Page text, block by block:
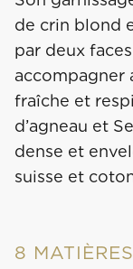
de crin blond
par deux
accompagner
fraîche et
d’agneau et
dense et
suisse et
8